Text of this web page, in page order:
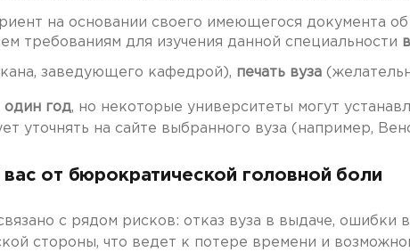
на основании своего имеющегося документа
требованиям для изучения данной специальности
заведующего кафедрой), печать вуза
один год, но некоторые университеты могут
уточнять на сайте выбранного вуза (например,
от бюрократической головной боли
с рядом рисков: отказ вуза в выдаче, ошибки
стороны, что ведет к потере времени и